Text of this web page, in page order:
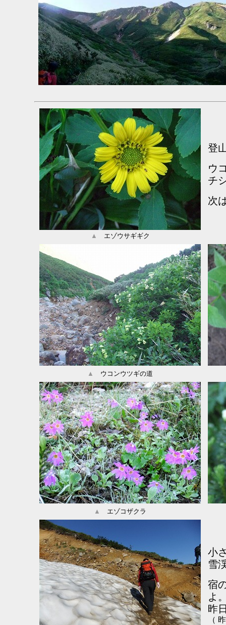
登
ウ
チ
次
▲ エゾウサギギク
▲ ウコンウツギの道
▲ エゾコザクラ
小
雪
宿
よ
昨
（